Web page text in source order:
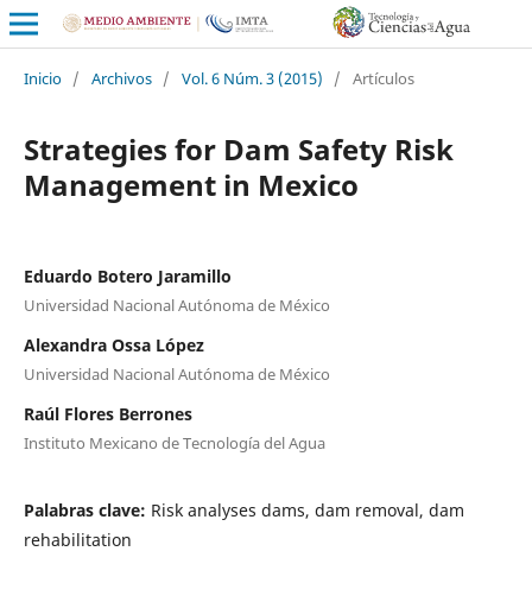
Inicio / Archivos / Vol. 6 Núm. 3 (2015) / Artículos
Strategies for Dam Safety Risk
Management in Mexico
Eduardo Botero Jaramillo
Universidad Nacional Autónoma de México
Alexandra Ossa López
Universidad Nacional Autónoma de México
Raúl Flores Berrones
Instituto Mexicano de Tecnología del Agua
Palabras clave: Risk analyses dams, dam removal, dam
rehabilitation